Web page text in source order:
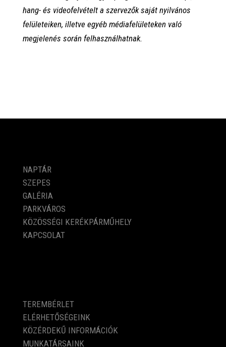
hang- és videofelvételt a szervezők saját nyilvános
felületeiken, illetve egyéb médiafelületeken való
megjelenés során felhasználhatnak.
NAPTÁR
SZEPES
GALÉRIA
PARKVÁROS
KÖZÖSSÉGI KERÉKPÁRMŰHELY
KAPCSOLAT
TEREMBÉRLET
ELÉRHETŐSÉGEINK
KÖZÉRDEKŰ INFORMÁCIÓK
MUNKATÁRSAINK